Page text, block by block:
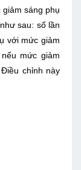
sáng phụ
sau: số lần
với mức giảm
mức giảm
chỉnh này